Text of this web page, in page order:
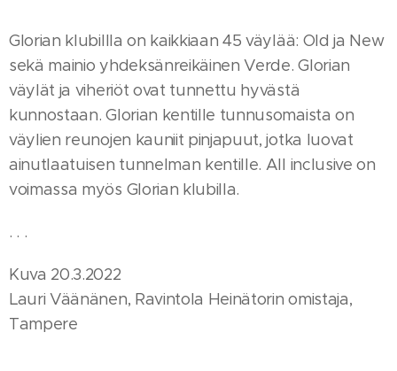
Glorian klubillla on kaikkiaan 45 väylää: Old ja New
sekä mainio yhdeksänreikäinen Verde. Glorian
väylät ja viheriöt ovat tunnettu hyvästä
kunnostaan. Glorian kentille tunnusomaista on
väylien reunojen kauniit pinjapuut, jotka luovat
ainutlaatuisen tunnelman kentille. All inclusive on
voimassa myös Glorian klubilla.
. . .
Kuva 20.3.2022
Lauri Väänänen, Ravintola Heinätorin omistaja,
Tampere